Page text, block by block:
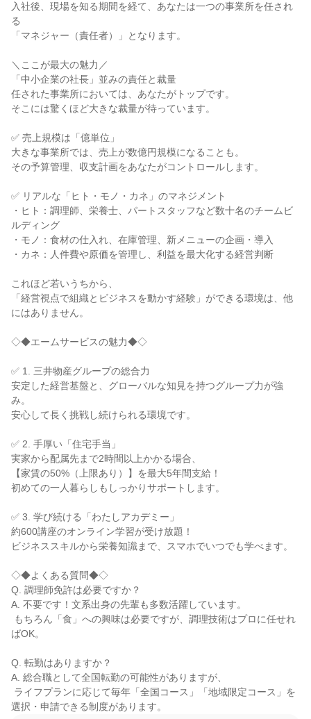
入社後、現場を知る期間を経て、あなたは一つの事業所を任され
る
「マネジャー（責任者）」となります。
＼ここが最大の魅力／
「中小企業の社長」並みの責任と裁量
任された事業所においては、あなたがトップです。
そこには驚くほど大きな裁量が待っています。
✅ 売上規模は「億単位」
大きな事業所では、売上が数億円規模になることも。
その予算管理、収支計画をあなたがコントロールします。
✅ リアルな「ヒト・モノ・カネ」のマネジメント
・ヒト：調理師、栄養士、パートスタッフなど数十名のチームビ
ルディング
・モノ：食材の仕入れ、在庫管理、新メニューの企画・導入
・カネ：人件費や原価を管理し、利益を最大化する経営判断
これほど若いうちから、
「経営視点で組織とビジネスを動かす経験」ができる環境は、他
にはありません。
◇◆エームサービスの魅力◆◇
✅ 1. 三井物産グループの総合力
安定した経営基盤と、グローバルな知見を持つグループ力が強
み。
安心して長く挑戦し続けられる環境です。
✅ 2. 手厚い「住宅手当」
実家から配属先まで2時間以上かかる場合、
【家賃の50%（上限あり）】を最大5年間支給！
初めての一人暮らしもしっかりサポートします。
✅ 3. 学び続ける「わたしアカデミー」
約600講座のオンライン学習が受け放題！
ビジネススキルから栄養知識まで、スマホでいつでも学べます。
◇◆よくある質問◆◇
Q. 調理師免許は必要ですか？
A. 不要です！文系出身の先輩も多数活躍しています。
ばOK。
Q. 転勤はありますか？
A. 総合職として全国転勤の可能性がありますが、
選択・申請できる制度があります。